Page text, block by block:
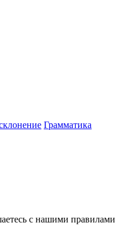
Грамматика
с нашими правилами